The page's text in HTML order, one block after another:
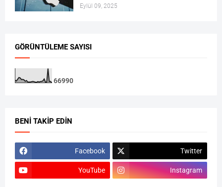
Eylül 09, 2025
GÖRÜNTÜLEME SAYISI
66990
BENI TAKIP EDIN
Facebook Twitter
YouTube Instagram